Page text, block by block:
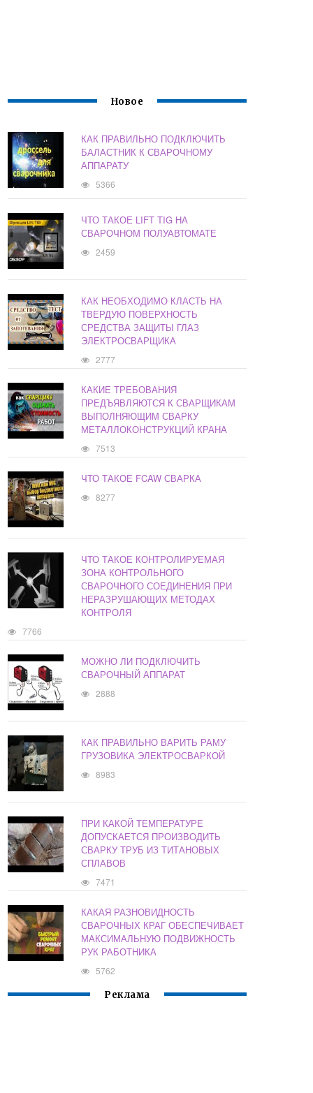
Новое
КАК ПРАВИЛЬНО ПОДКЛЮЧИТЬ
БАЛАСТНИК К СВАРОЧНОМУ
АППАРАТУ
5366
ЧТО ТАКОЕ LIFT TIG НА
СВАРОЧНОМ ПОЛУАВТОМАТЕ
2459
КАК НЕОБХОДИМО КЛАСТЬ НА
ТВЕРДУЮ ПОВЕРХНОСТЬ
СРЕДСТВА ЗАЩИТЫ ГЛАЗ
ЭЛЕКТРОСВАРЩИКА
2777
КАКИЕ ТРЕБОВАНИЯ
ПРЕДЪЯВЛЯЮТСЯ К СВАРЩИКАМ
ВЫПОЛНЯЮЩИМ СВАРКУ
МЕТАЛЛОКОНСТРУКЦИЙ КРАНА
7513
ЧТО ТАКОЕ FCAW СВАРКА
8277
ЧТО ТАКОЕ КОНТРОЛИРУЕМАЯ
ЗОНА КОНТРОЛЬНОГО
СВАРОЧНОГО СОЕДИНЕНИЯ ПРИ
НЕРАЗРУШАЮЩИХ МЕТОДАХ
КОНТРОЛЯ
7766
МОЖНО ЛИ ПОДКЛЮЧИТЬ
СВАРОЧНЫЙ АППАРАТ
2888
КАК ПРАВИЛЬНО ВАРИТЬ РАМУ
ГРУЗОВИКА ЭЛЕКТРОСВАРКОЙ
8983
ПРИ КАКОЙ ТЕМПЕРАТУРЕ
ДОПУСКАЕТСЯ ПРОИЗВОДИТЬ
СВАРКУ ТРУБ ИЗ ТИТАНОВЫХ
СПЛАВОВ
7471
КАКАЯ РАЗНОВИДНОСТЬ
СВАРОЧНЫХ КРАГ ОБЕСПЕЧИВАЕТ
МАКСИМАЛЬНУЮ ПОДВИЖНОСТЬ
РУК РАБОТНИКА
5762
Реклама